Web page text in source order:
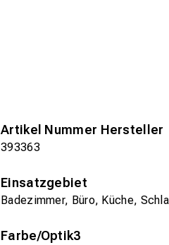
Artikel Nummer Hersteller
393363
Einsatzgebiet
Badezimmer, Büro, Küche,
Farbe/Optik3